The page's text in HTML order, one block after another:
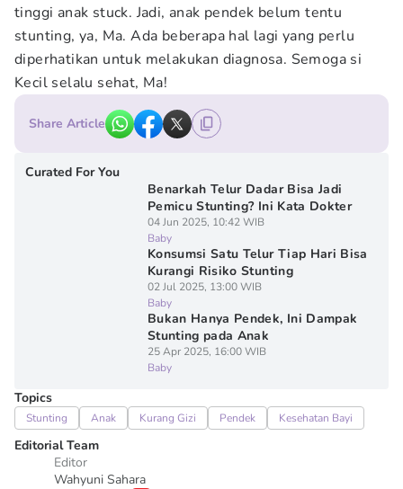
tinggi anak stuck. Jadi, anak pendek belum tentu
stunting, ya, Ma. Ada beberapa hal lagi yang perlu
diperhatikan untuk melakukan diagnosa. Semoga si
Kecil selalu sehat, Ma!
Share Article
Curated For You
Benarkah Telur Dadar Bisa Jadi
Pemicu Stunting? Ini Kata Dokter
04 Jun 2025, 10:42 WIB
Baby
Konsumsi Satu Telur Tiap Hari Bisa
Kurangi Risiko Stunting
02 Jul 2025, 13:00 WIB
Baby
Bukan Hanya Pendek, Ini Dampak
Stunting pada Anak
25 Apr 2025, 16:00 WIB
Baby
Topics
Stunting Anak Kurang Gizi Pendek Kesehatan Bayi
Editorial Team
Editor
Wahyuni Sahara